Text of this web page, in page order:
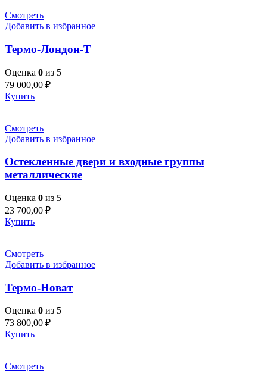
Смотреть
Добавить в избранное
Термо-Лондон-Т
Оценка 0 из 5
79 000,00 ₽
Купить
Смотреть
Добавить в избранное
Остекленные двери и входные группы
металлические
Оценка 0 из 5
23 700,00 ₽
Купить
Смотреть
Добавить в избранное
Термо-Новат
Оценка 0 из 5
73 800,00 ₽
Купить
Смотреть